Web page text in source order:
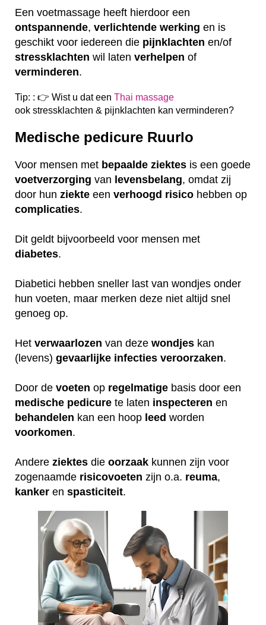
Een voetmassage heeft hierdoor een
ontspannende, verlichtende werking en is
geschikt voor iedereen die pijnklachten en/of
stressklachten wil laten verhelpen of
verminderen.
Tip: : 👉 Wist u dat een Thai massage
ook stressklachten & pijnklachten kan verminderen?
Medische pedicure Ruurlo
Voor mensen met bepaalde ziektes is een goede
voetverzorging van levensbelang, omdat zij
door hun ziekte een verhoogd risico hebben op
complicaties.
Dit geldt bijvoorbeeld voor mensen met
diabetes.
Diabetici hebben sneller last van wondjes onder
hun voeten, maar merken deze niet altijd snel
genoeg op.
Het verwaarlozen van deze wondjes kan
(levens) gevaarlijke infecties veroorzaken.
Door de voeten op regelmatige basis door een
medische pedicure te laten inspecteren en
behandelen kan een hoop leed worden
voorkomen.
Andere ziektes die oorzaak kunnen zijn voor
zogenaamde risicovoeten zijn o.a. reuma,
kanker en spasticiteit.